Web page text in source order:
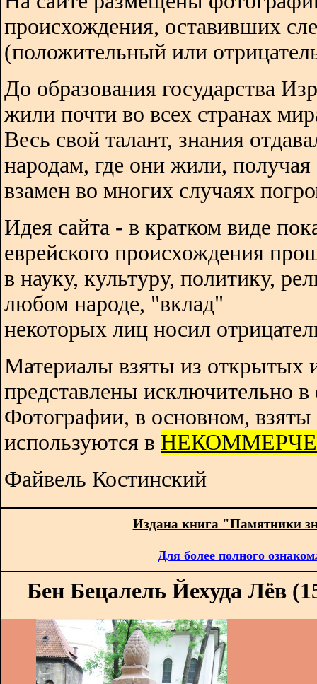
происхождения, оставивших
(положительный или
До образования государства
жили почти во всех странах
Весь свой талант, знания
народам, где они жили, получая
взамен во многих случаях
Идея сайта - в кратком виде
еврейского происхождения
в науку, культуру, политику,
любом народе, "вклад"
некоторых лиц носил
Материалы взяты из открытых
представлены исключительно
Фотографии, в основном, взяты
используются в
Файвель Костинский
Издана книга "Памятники
Для более полного
Бен Бецалель Йехуда Лёв